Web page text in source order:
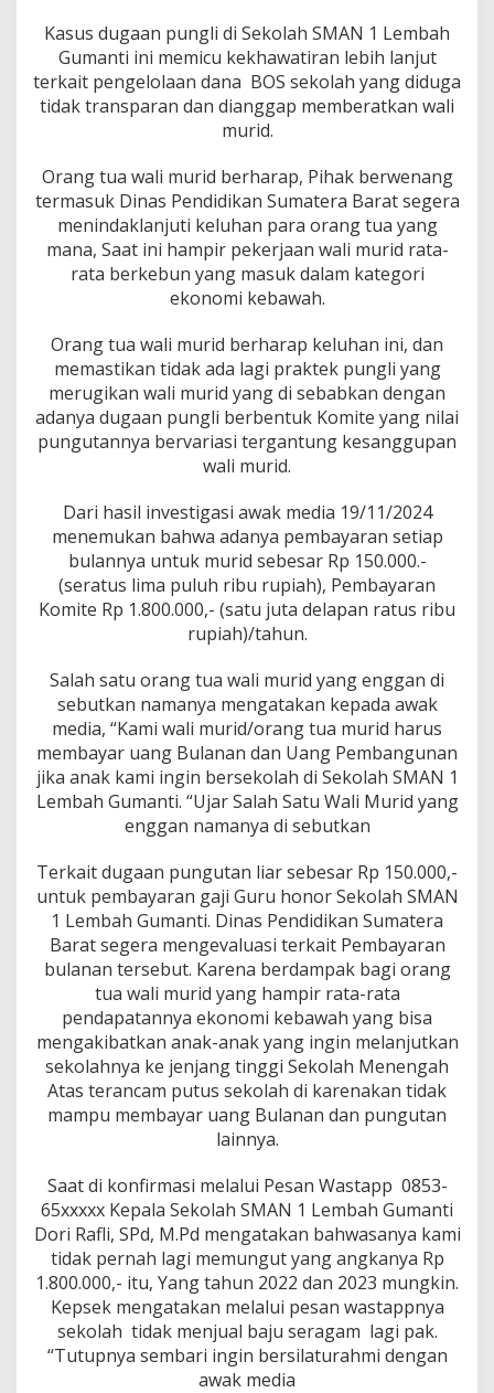
Kasus dugaan pungli di Sekolah SMAN 1 Lembah
Gumanti ini memicu kekhawatiran lebih lanjut
terkait pengelolaan dana BOS sekolah yang diduga
tidak transparan dan dianggap memberatkan wali
murid.
Orang tua wali murid berharap, Pihak berwenang
termasuk Dinas Pendidikan Sumatera Barat segera
menindaklanjuti keluhan para orang tua yang
mana, Saat ini hampir pekerjaan wali murid rata-
rata berkebun yang masuk dalam kategori
ekonomi kebawah.
Orang tua wali murid berharap keluhan ini, dan
memastikan tidak ada lagi praktek pungli yang
merugikan wali murid yang di sebabkan dengan
adanya dugaan pungli berbentuk Komite yang nilai
pungutannya bervariasi tergantung kesanggupan
wali murid.
Dari hasil investigasi awak media 19/11/2024
menemukan bahwa adanya pembayaran setiap
bulannya untuk murid sebesar Rp 150.000.-
(seratus lima puluh ribu rupiah), Pembayaran
Komite Rp 1.800.000,- (satu juta delapan ratus ribu
rupiah)/tahun.
Salah satu orang tua wali murid yang enggan di
sebutkan namanya mengatakan kepada awak
media, “Kami wali murid/orang tua murid harus
membayar uang Bulanan dan Uang Pembangunan
jika anak kami ingin bersekolah di Sekolah SMAN 1
Lembah Gumanti. “Ujar Salah Satu Wali Murid yang
enggan namanya di sebutkan
Terkait dugaan pungutan liar sebesar Rp 150.000,-
untuk pembayaran gaji Guru honor Sekolah SMAN
1 Lembah Gumanti. Dinas Pendidikan Sumatera
Barat segera mengevaluasi terkait Pembayaran
bulanan tersebut. Karena berdampak bagi orang
tua wali murid yang hampir rata-rata
pendapatannya ekonomi kebawah yang bisa
mengakibatkan anak-anak yang ingin melanjutkan
sekolahnya ke jenjang tinggi Sekolah Menengah
Atas terancam putus sekolah di karenakan tidak
mampu membayar uang Bulanan dan pungutan
lainnya.
Saat di konfirmasi melalui Pesan Wastapp 0853-
65xxxxx Kepala Sekolah SMAN 1 Lembah Gumanti
Dori Rafli, SPd, M.Pd mengatakan bahwasanya kami
tidak pernah lagi memungut yang angkanya Rp
1.800.000,- itu, Yang tahun 2022 dan 2023 mungkin.
Kepsek mengatakan melalui pesan wastappnya
sekolah tidak menjual baju seragam lagi pak.
“Tutupnya sembari ingin bersilaturahmi dengan
awak media